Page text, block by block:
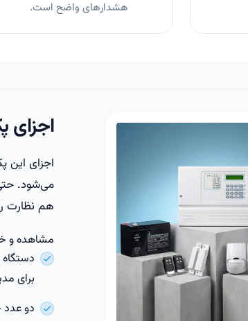
هشدارهای واضح است.
اجزای
اجزای این
می‌شود.
هم نظارت
مشاهده و
برای
دو عدد